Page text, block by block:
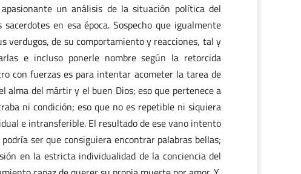
un análisis de la situación política del
en esa época. Sospecho que igualmente
verdugos, de su comportamiento y reacciones, tal y
e incluso ponerle nombre según la retorcida
con fuerzas es para intentar acometer la tarea de
alma del mártir y el buen Dios; eso que pertenece a
ni condición; eso que no es repetible ni siquiera
e intransferible. El resultado de ese vano intento
ser que consiguiera encontrar palabras bellas;
en la estricta individualidad de la conciencia del